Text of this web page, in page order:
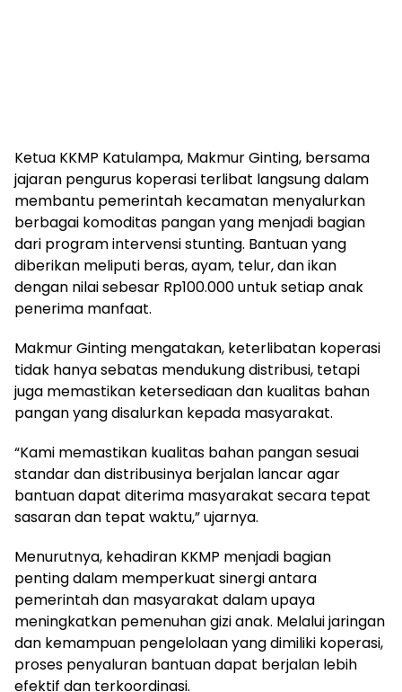
Ketua KKMP Katulampa, Makmur Ginting, bersama
jajaran pengurus koperasi terlibat langsung dalam
membantu pemerintah kecamatan menyalurkan
berbagai komoditas pangan yang menjadi bagian
dari program intervensi stunting. Bantuan yang
diberikan meliputi beras, ayam, telur, dan ikan
dengan nilai sebesar Rp100.000 untuk setiap anak
penerima manfaat.
Makmur Ginting mengatakan, keterlibatan koperasi
tidak hanya sebatas mendukung distribusi, tetapi
juga memastikan ketersediaan dan kualitas bahan
pangan yang disalurkan kepada masyarakat.
“Kami memastikan kualitas bahan pangan sesuai
standar dan distribusinya berjalan lancar agar
bantuan dapat diterima masyarakat secara tepat
sasaran dan tepat waktu,” ujarnya.
Menurutnya, kehadiran KKMP menjadi bagian
penting dalam memperkuat sinergi antara
pemerintah dan masyarakat dalam upaya
meningkatkan pemenuhan gizi anak. Melalui jaringan
dan kemampuan pengelolaan yang dimiliki koperasi,
proses penyaluran bantuan dapat berjalan lebih
efektif dan terkoordinasi.